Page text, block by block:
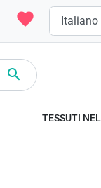
favorite

TESSUTI